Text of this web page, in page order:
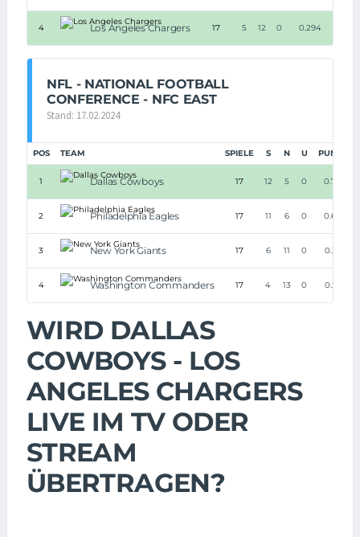
4 Los Angeles Chargers 17 5 12 0 0.294
NFL - NATIONAL FOOTBALL
CONFERENCE - NFC EAST
Stand: 17.02.2024
POS TEAM SPIELE S N U PUNKTE
1 Dallas Cowboys 17 12 5 0 0.706
2 Philadelphia Eagles 17 11 6 0 0.647
3 New York Giants 17 6 11 0 0.353
4 Washington Commanders 17 4 13 0 0.235
WIRD DALLAS
COWBOYS - LOS
ANGELES CHARGERS
LIVE IM TV ODER
STREAM
ÜBERTRAGEN?